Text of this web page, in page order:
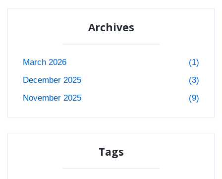
Archives
March 2026
(1)
December 2025
(3)
November 2025
(9)
Tags